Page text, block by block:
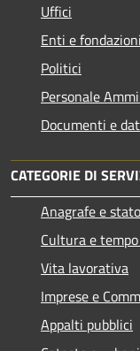
Uffici
Enti e fondazioni
Politici
Personale
Documenti e
CATEGORIE DI
Anagrafe e
Cultura e
Vita lavorativa
Imprese e
Appalti pubblici